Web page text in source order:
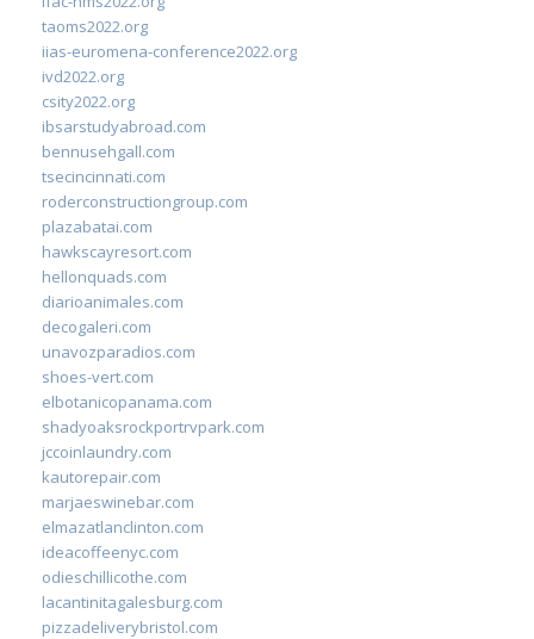
taoms2022.org
iias-euromena-conference2022.org
ivd2022.org
csity2022.org
ibsarstudyabroad.com
bennusehgall.com
tsecincinnati.com
roderconstructiongroup.com
plazabatai.com
hawkscayresort.com
hellonquads.com
diarioanimales.com
decogaleri.com
unavozparadios.com
shoes-vert.com
elbotanicopanama.com
shadyoaksrockportrvpark.com
jccoinlaundry.com
kautorepair.com
marjaeswinebar.com
elmazatlanclinton.com
ideacoffeenyc.com
odieschillicothe.com
lacantinitagalesburg.com
pizzadeliverybristol.com